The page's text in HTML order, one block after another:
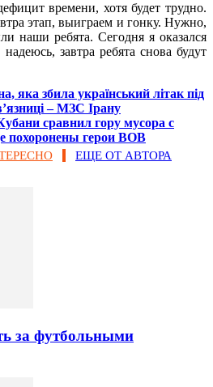
времени, хотя будет трудно.
этап, выиграем и гонку. Нужно,
наши ребята. Сегодня я оказался
завтра ребята снова будут
яка збила український літак під
– МЗС Ірану
сравнил гору мусора с
похоронены герои ВОВ
ЕЩЕ ОТ АВТОРА
за футбольными